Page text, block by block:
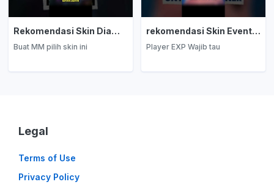
Rekomendasi Skin Diamond Kuning: Marksman
Buat MM pilih skin ini
rekomendasi Skin Event Diamond Kuning: EXP Laner
Player EXP Wajib tau
Legal
Terms of Use
Privacy Policy